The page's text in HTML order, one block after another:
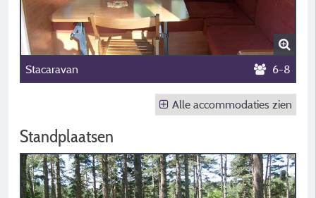
Stacaravan 6-8
Alle accommodaties zien
Standplaatsen